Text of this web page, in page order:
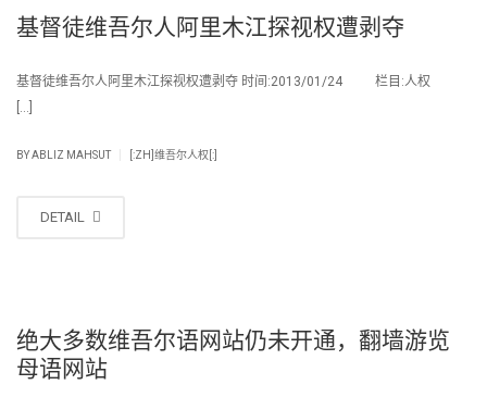
基督徒维吾尔人阿里木江探视权遭剥夺
基督徒维吾尔人阿里木江探视权遭剥夺 时间:2013/01/24 栏目:人权
BYABLIZ MAHSUT [:ZH]维吾尔人权[:]
DETAIL
绝大多数维吾尔语网站仍未开通，翻墙游览
母语网站